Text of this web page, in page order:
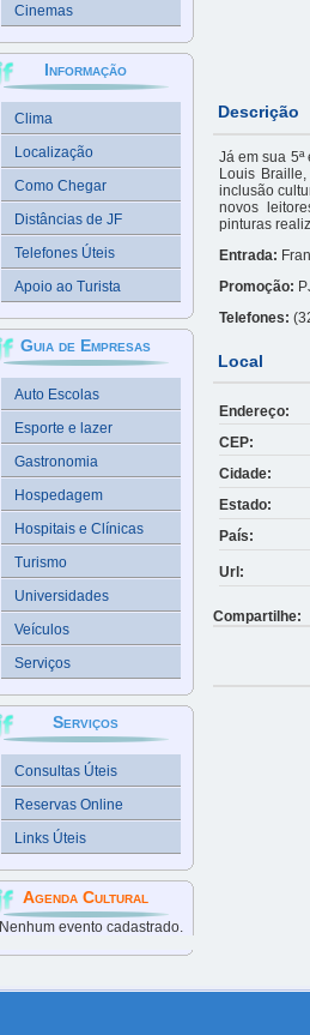
Cinemas
Informação
Clima
Localização
Como Chegar
Distâncias de JF
Telefones Úteis
Apoio ao Turista
Guia de Empresas
Auto Escolas
Esporte e lazer
Gastronomia
Hospedagem
Hospitais e Clínicas
Turismo
Universidades
Veículos
Serviços
Serviços
Consultas Úteis
Reservas Online
Links Úteis
Agenda Cultural
Nenhum evento cadastrado.
Descrição
Já em sua
Louis
inclusão
novos
pinturas
Entrada:
Promoção:
Telefones:
Local
Endereço:
CEP:
Cidade:
Estado:
País:
Url:
Compartilhe: